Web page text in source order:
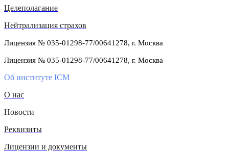
Целеполагание
Нейтрализация страхов
Лицензия № 035-01298-77/00641278, г. Москва
Лицензия № 035-01298-77/00641278, г. Москва
Об институте ICM
О нас
Новости
Реквизиты
Лицензии и документы